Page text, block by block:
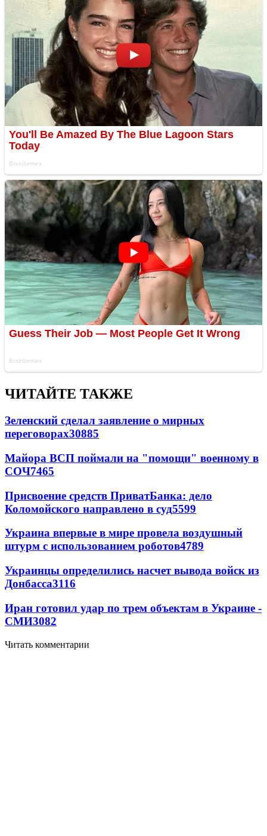
ЧИТАЙТЕ ТАКЖЕ
Зеленский сделал заявление о мирных
переговорах30885
Майора ВСП поймали на "помощи" военному в
СОЧ7465
Присвоение средств ПриватБанка: дело
Коломойского направлено в суд5599
Украина впервые в мире провела воздушный
штурм с использованием роботов4789
Украинцы определились насчет вывода войск из
Донбасса3116
Иран готовил удар по трем объектам в Украине -
СМИ3082
Читать комментарии